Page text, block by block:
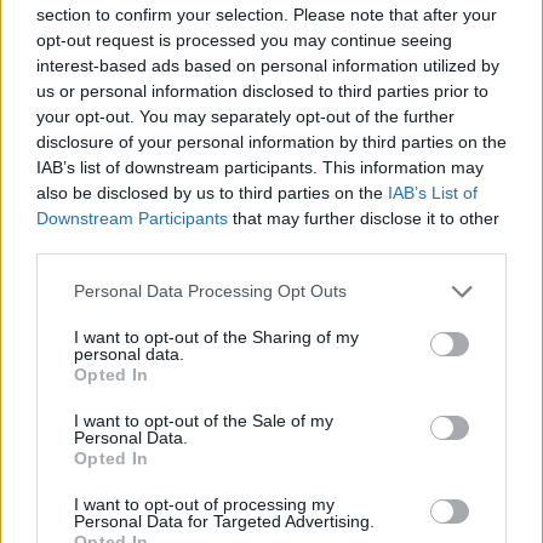
section to confirm your selection. Please note that after your
opt-out request is processed you may continue seeing
interest-based ads based on personal information utilized by
us or personal information disclosed to third parties prior to
your opt-out. You may separately opt-out of the further
disclosure of your personal information by third parties on the
IAB’s list of downstream participants. This information may
also be disclosed by us to third parties on the IAB’s List of
Downstream Participants that may further disclose it to other
Personal Data Processing Opt Outs
I want to opt-out of the Sharing of my
personal data.
Opted In
I want to opt-out of the Sale of my
Personal Data.
Opted In
I want to opt-out of processing my
Personal Data for Targeted Advertising.
avviso è Sabrina Sammarini, figlia dell’attrice Anna Longhi, tra
le poche ad avere accesso alla villa e con la quale l’attore
andava spesso in chiesa alla messa del mattino: "Mamma mi
raccontava sempre - rivela - che il desiderio di Sordi era, un
giorno che non ci fosse più stato, che la sua casa diventasse
un orfanotrofio. Oggi si starà rivoltando nella tomba". A
proposito della sala cinematografica-teatro dove Alberto
Sordi vedeva i film con, al suo interno, un vero e proprio
palcoscenico, Igor Righetti racconta: "Di recente sono stati
sostituiti i meravigliosi divanetti di velluto di colori diversi della
platea con file e file di anonime sedie in plastica blu che si
giudizio quelle sedie di plastica hanno tolto quel fascino voluto
e pensato da Alberto con i divanetti di velluto che
concepire quello spazio intimo e raccolto a lui tanto caro.
Quando si destina a museo la casa di un personaggio tutto
dovrebbe restare come il personaggio ha voluto gli ambienti
per evitare di creare un falso agli occhi del pubblico che, per la
prima volta, la visita convinto di avere di fronte la versione